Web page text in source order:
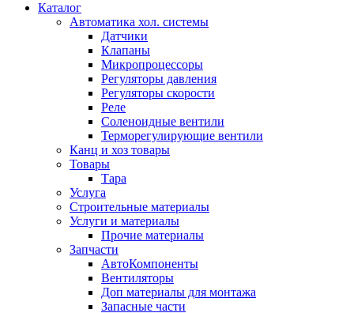
Каталог
Автоматика хол. системы
Датчики
Клапаны
Микропроцессоры
Регуляторы давления
Регуляторы скорости
Реле
Соленоидные вентили
Терморегулирующие вентили
Канц и хоз товары
Товары
Тара
Услуга
Строительные материалы
Услуги и материалы
Прочие материалы
Запчасти
АвтоКомпоненты
Вентиляторы
Доп материалы для монтажа
Запасные части